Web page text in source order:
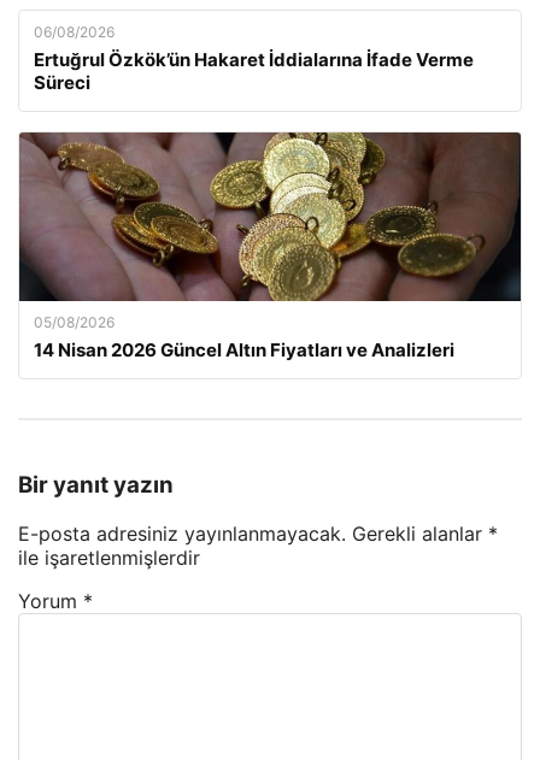
06/08/2026
Ertuğrul Özkök’ün Hakaret İddialarına İfade Verme
Süreci
05/08/2026
14 Nisan 2026 Güncel Altın Fiyatları ve Analizleri
Bir yanıt yazın
E-posta adresiniz yayınlanmayacak. Gerekli alanlar *
ile işaretlenmişlerdir
Yorum *